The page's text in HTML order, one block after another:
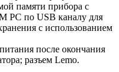
памяти прибора с
PC по USB каналу для
с использованием
после окончания
разъем Lemo.